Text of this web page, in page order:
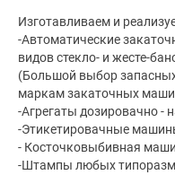
Изготавливаем и
-Автоматические
видов стекло- и жесте-
(Большой выбор
маркам закаточных
-Агрегаты дозировачно -
-Этикетировачные
- Косточковыбивная
-Штампы любых